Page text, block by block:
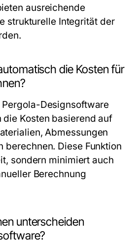
ausreichende
strukturelle Integrität der
die Kosten für
Designsoftware
die Kosten basierend auf
Abmessungen
berechnen. Diese Funktion
sondern minimiert auch
Berechnung
unterscheiden